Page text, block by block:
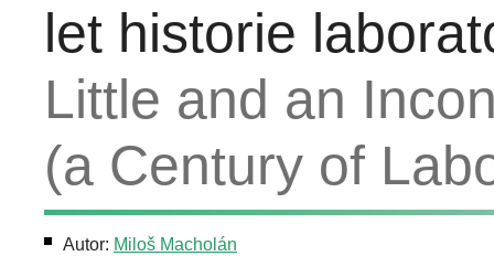
let historie
Little and an
(a Century of
Autor: Miloš Macholán